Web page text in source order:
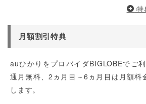
特
月額割引特典
auひかりをプロバイダBIGLOBEでご
通月無料、2ヵ月目～6ヵ月目は月額料
します。